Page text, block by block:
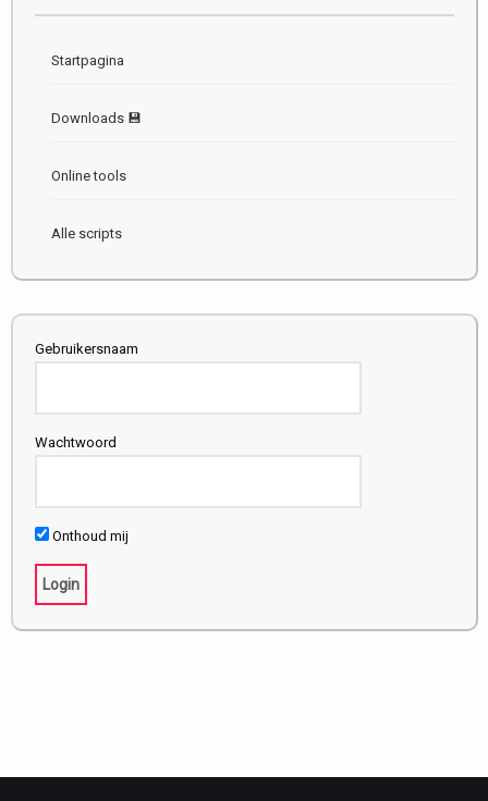
Startpagina
Downloads 💾
Online tools
Alle scripts
Gebruikersnaam
Wachtwoord
Onthoud mij